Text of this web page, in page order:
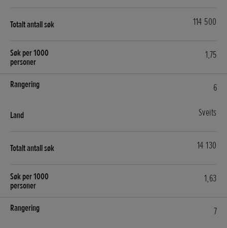
114 500
1,75
6
Sveits
14 130
1,63
7